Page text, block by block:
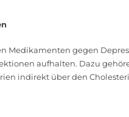
Medikamenten gegen
aufhalten. Dazu
­indirekt über den